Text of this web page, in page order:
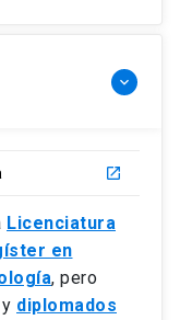
keyboard_arrow_down
launch
Licenciatura
en
, pero
y diplomados